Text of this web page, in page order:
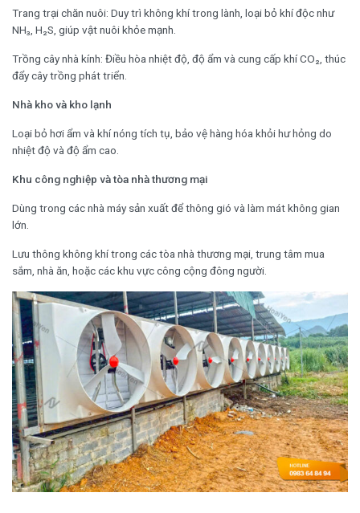
Trang trại chăn nuôi: Duy trì không khí trong lành, loại bỏ khí độc như
NH₃, H₂S, giúp vật nuôi khỏe mạnh.
Trồng cây nhà kính: Điều hòa nhiệt độ, độ ẩm và cung cấp khí CO₂, thúc
đẩy cây trồng phát triển.
Nhà kho và kho lạnh
Loại bỏ hơi ẩm và khí nóng tích tụ, bảo vệ hàng hóa khỏi hư hỏng do
nhiệt độ và độ ẩm cao.
Khu công nghiệp và tòa nhà thương mại
Dùng trong các nhà máy sản xuất để thông gió và làm mát không gian
lớn.
Lưu thông không khí trong các tòa nhà thương mại, trung tâm mua
sắm, nhà ăn, hoặc các khu vực công cộng đông người.